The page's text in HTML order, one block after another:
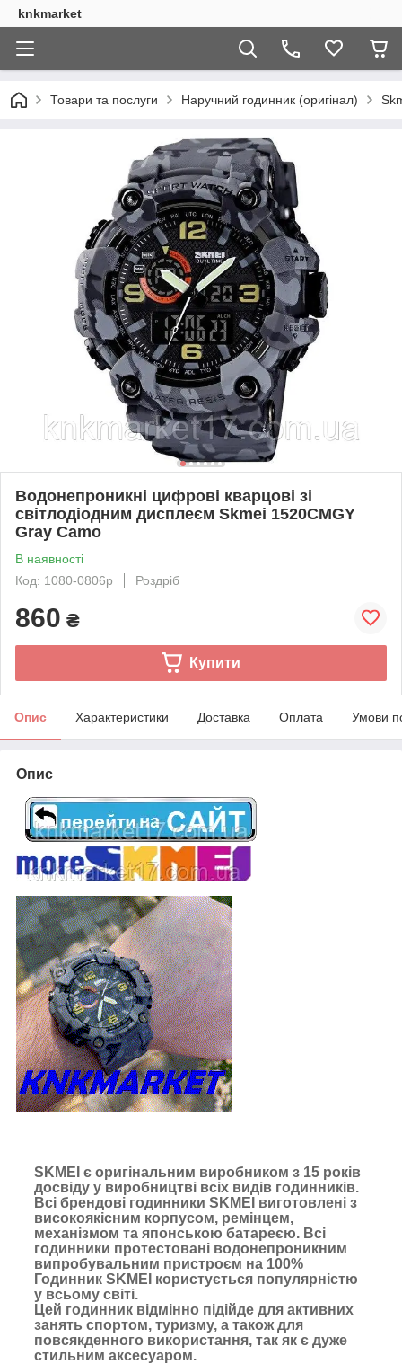
knkmarket
Товари та послуги Наручний годинник (оригінал)
Водонепроникні цифрові кварцові зі
світлодіодним дисплеєм Skmei 1520CMGY
Gray Camo
В наявності
Код: 1080-0806р
Роздріб
860 ₴
Купити
Опис Характеристики Доставка Оплата Умови
Опис
SKMEI є оригінальним виробником з 15 років
досвіду у виробництві всіх видів годинників.
Всі брендові годинники SKMEI виготовлені з
високоякісним корпусом, ремінцем,
механізмом та японською батареєю. Всі
годинники протестовані водонепроникним
випробувальним пристроєм на 100%
Годинник SKMEI користується популярністю
у всьому світі.
Цей годинник відмінно підійде для активних
занять спортом, туризму, а також для
повсякденного використання, так як є дуже
стильним аксесуаром.